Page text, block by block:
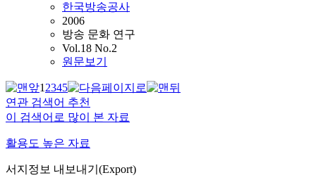
한국방송공사
2006
방송 문화 연구
Vol.18 No.2
원문보기
12345
연관 검색어 추천
이 검색어로 많이 본 자료
활용도 높은 자료
서지정보 내보내기(Export)